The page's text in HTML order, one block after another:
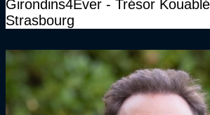
Girondins4Ever - Trésor
Strasbourg